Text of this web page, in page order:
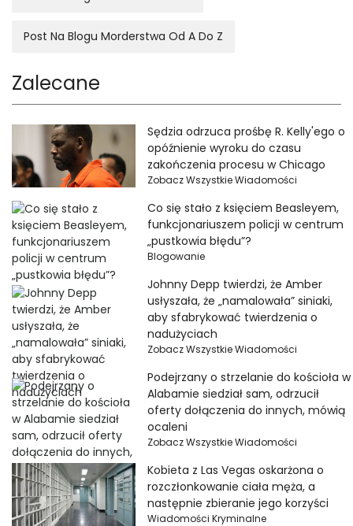
Post Na Blogu Morderstwa Od A Do Z
Zalecane
Sędzia odrzuca prośbę R. Kelly'ego o
opóźnienie wyroku do czasu
zakończenia procesu w Chicago
Zobacz Wszystkie Wiadomości
Co się stało z księciem Beasleyem,
funkcjonariuszem policji w centrum
„pustkowia błędu”?
Blogowanie
Johnny Depp twierdzi, że Amber
usłyszała, że ​​„namalowała” siniaki,
aby sfabrykować twierdzenia o
nadużyciach
Zobacz Wszystkie Wiadomości
Podejrzany o strzelanie do kościoła w
Alabamie siedział sam, odrzucił
oferty dołączenia do innych, mówią
ocaleni
Zobacz Wszystkie Wiadomości
Kobieta z Las Vegas oskarżona o
rozczłonkowanie ciała męża, a
następnie zbieranie jego korzyści
Wiadomości Kryminalne